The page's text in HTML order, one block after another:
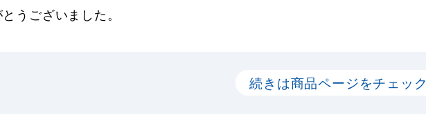
うございました。
続きは商品ページをチェック